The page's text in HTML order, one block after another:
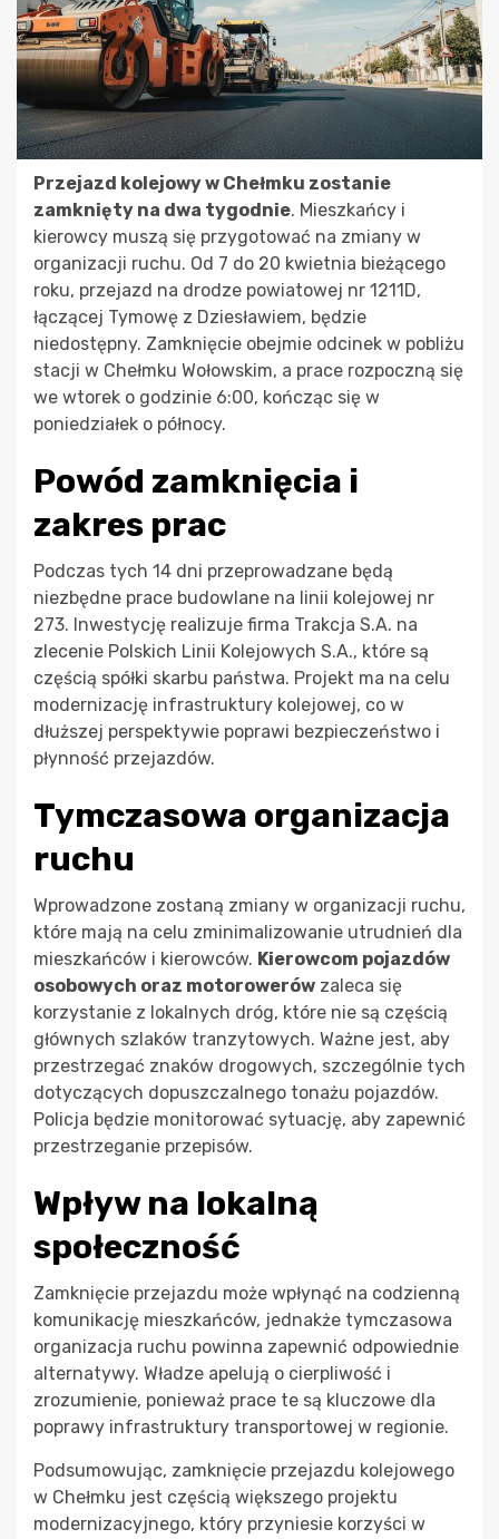
Przejazd kolejowy w Chełmku zostanie
zamknięty na dwa tygodnie. Mieszkańcy i
kierowcy muszą się przygotować na zmiany w
organizacji ruchu. Od 7 do 20 kwietnia bieżącego
roku, przejazd na drodze powiatowej nr 1211D,
łączącej Tymowę z Dziesławiem, będzie
niedostępny. Zamknięcie obejmie odcinek w pobliżu
stacji w Chełmku Wołowskim, a prace rozpoczną się
we wtorek o godzinie 6:00, kończąc się w
poniedziałek o północy.
Powód zamknięcia i
zakres prac
Podczas tych 14 dni przeprowadzane będą
niezbędne prace budowlane na linii kolejowej nr
273. Inwestycję realizuje firma Trakcja S.A. na
zlecenie Polskich Linii Kolejowych S.A., które są
częścią spółki skarbu państwa. Projekt ma na celu
modernizację infrastruktury kolejowej, co w
dłuższej perspektywie poprawi bezpieczeństwo i
płynność przejazdów.
Tymczasowa organizacja
ruchu
Wprowadzone zostaną zmiany w organizacji ruchu,
które mają na celu zminimalizowanie utrudnień dla
mieszkańców i kierowców. Kierowcom pojazdów
osobowych oraz motorowerów zaleca się
korzystanie z lokalnych dróg, które nie są częścią
głównych szlaków tranzytowych. Ważne jest, aby
przestrzegać znaków drogowych, szczególnie tych
dotyczących dopuszczalnego tonażu pojazdów.
Policja będzie monitorować sytuację, aby zapewnić
przestrzeganie przepisów.
Wpływ na lokalną
społeczność
Zamknięcie przejazdu może wpłynąć na codzienną
komunikację mieszkańców, jednakże tymczasowa
organizacja ruchu powinna zapewnić odpowiednie
alternatywy. Władze apelują o cierpliwość i
zrozumienie, ponieważ prace te są kluczowe dla
poprawy infrastruktury transportowej w regionie.
Podsumowując, zamknięcie przejazdu kolejowego
w Chełmku jest częścią większego projektu
modernizacyjnego, który przyniesie korzyści w